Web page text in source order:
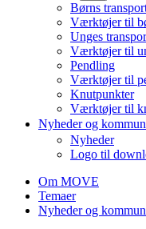
Børns
Værktøjer til
Unges
Værktøjer til
Pendling
Værktøjer til
Knutpunkter
Værktøjer til
Nyheder og
Nyheder
Logo til
Om MOVE
Temaer
Nyheder og